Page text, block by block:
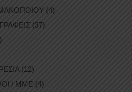
(4)
(37)
(12)
/ ΜΜΕ (4)